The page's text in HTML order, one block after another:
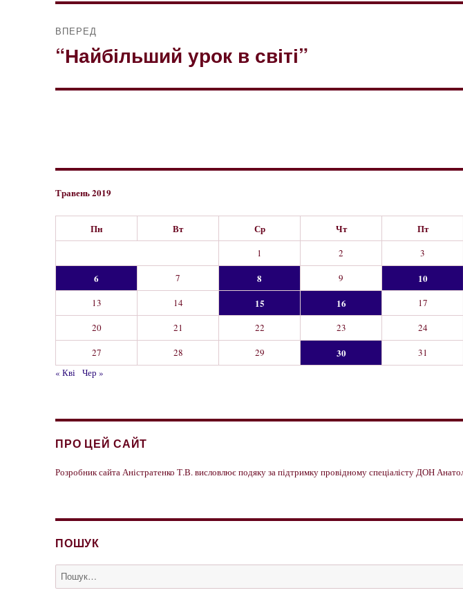
ВПЕРЕД
Наступний
“Найбільший урок в світі”
Травень 2019
Пн Вт Ср Чт Пт
1 2 3
6 7 8 9 10
13
14 15 16 17
20
21 22 23 24
27
28 29 30
31
« Кві Чер »
ПРО ЦЕЙ САЙТ
Розробник сайта Аністратенко Т.В. висловлює подяку за підтримку провідному спеціалісту ДОН
ПОШУК
Пошук
за